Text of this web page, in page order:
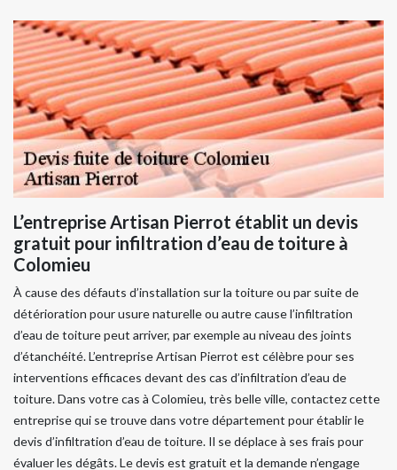
L’entreprise Artisan Pierrot établit un devis
gratuit pour infiltration d’eau de toiture à
Colomieu
À cause des défauts d’installation sur la toiture ou par suite de
détérioration pour usure naturelle ou autre cause l’infiltration
d’eau de toiture peut arriver, par exemple au niveau des joints
d’étanchéité. L’entreprise Artisan Pierrot est célèbre pour ses
interventions efficaces devant des cas d’infiltration d’eau de
toiture. Dans votre cas à Colomieu, très belle ville, contactez cette
entreprise qui se trouve dans votre département pour établir le
devis d’infiltration d’eau de toiture. Il se déplace à ses frais pour
évaluer les dégâts. Le devis est gratuit et la demande n’engage